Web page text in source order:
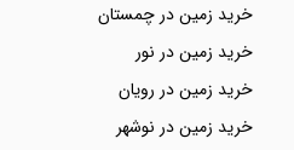
خرید زمین در چمستان
خرید زمین در نور
خرید زمین در رویان
خرید زمین در نوشهر